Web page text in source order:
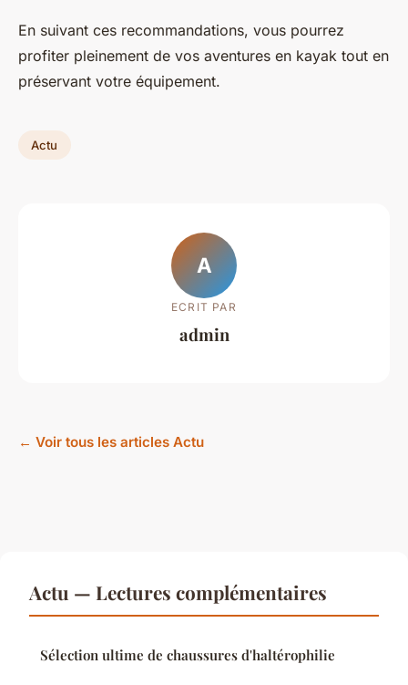
En suivant ces recommandations, vous pourrez
profiter pleinement de vos aventures en kayak tout en
préservant votre équipement.
Actu
A
ECRIT PAR
admin
← Voir tous les articles Actu
Actu — Lectures complémentaires
Sélection ultime de chaussures d'haltérophilie